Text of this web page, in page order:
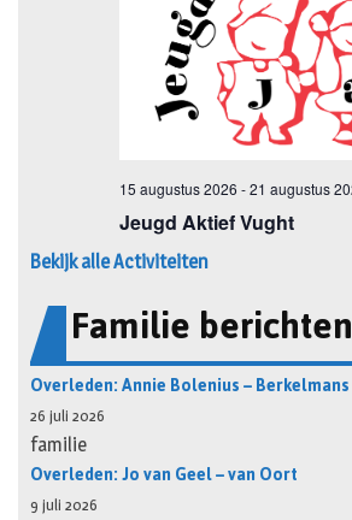
Bekijk alle Activiteiten
Familie berichten
Overleden: Annie Bolenius – Berkelmans
26 juli 2026
familie
Overleden: Jo van Geel – van Oort
9 juli 2026